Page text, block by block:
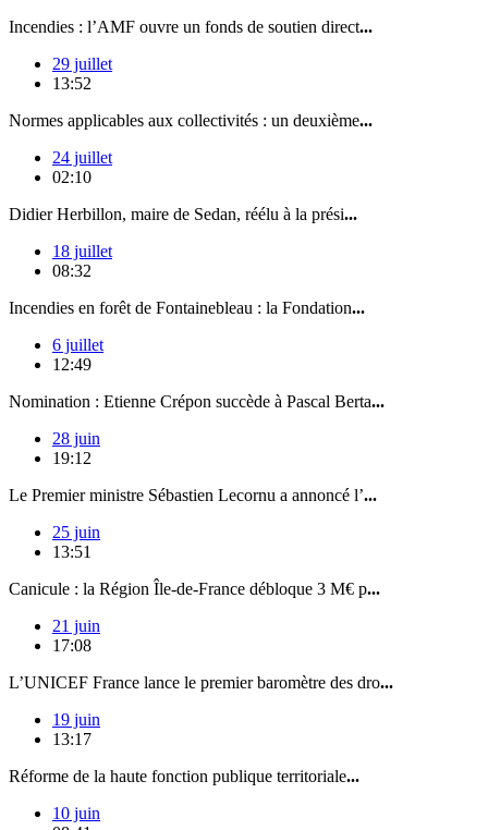
Incendies : l’AMF ouvre un fonds de soutien direct...
29 juillet
13:52
Normes applicables aux collectivités : un deuxième...
24 juillet
02:10
Didier Herbillon, maire de Sedan, réélu à la prési...
18 juillet
08:32
Incendies en forêt de Fontainebleau : la Fondation...
6 juillet
12:49
Nomination : Etienne Crépon succède à Pascal Berta...
28 juin
19:12
Le Premier ministre Sébastien Lecornu a annoncé l’...
25 juin
13:51
Canicule : la Région Île-de-France débloque 3 M€ p...
21 juin
17:08
L’UNICEF France lance le premier baromètre des dro...
19 juin
13:17
Réforme de la haute fonction publique territoriale...
10 juin